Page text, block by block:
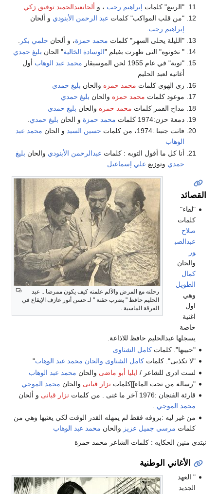
"الربيع" كلمات إبراهيم رجب ، و ألحانعبدالحميد توفيق زكي
"من قلب المواكب" كلمات عبد الرحمن الأبنودي و ألحان
إبراهيم رجب.
"الليلة يحلى السهر" كلمات محمد حمزة، و ألحان حلمي بكر
" تخونوه" التى ظهرت بفيلم "الوسادة الخالية" الحان بليغ حمدي
"توبة" في عام 1955 لحن الموسيقار
محمد عبد الوهاب أول
أغانيه لعبد الحليم
زي الهوى كلمات محمد حمزه والحان بليغ حمدي
موعود كلمات محمد حمزه والحان بليغ حمدي
مداح القمر كلمات محمد حمزه والحان بليغ حمدي
دمعة حزن:1974 كلمات
محمد حمزة و الحان بليغ حمدي
فاتت جنبنا :1974، من كلمات
حسين السيدو الحان محمد عبد
الوهاب
أنا كل ما أقول التوبه : كلمات عبدالرحمن الأبنودي والحان بليغ
حمدي وتوزيع علي إسماعيل
رحلته مع المرض والآلم علمته كيف يكون ممرضا .. عبد
الحليم حافظ " يضرب حقنة " لـ حسن أنور عازف الإيقاع في
الفرقة الماسية .
القصائد
"لقاء"
كلمات
صلاح
عبدالصب
ور
والحان
كمال
الطويل
وهي
اول
اغنية
خاصة
يسجلها عبدالحليم حافظ للاذاعة.
"حبيبها". كلماتكامل الشناوى
"لا تكذبى". كلماتكامل الشناوى والحان محمد عبد الوهاب"
لست ادرى للشاعر / ايليا أبو ماضى والحان محمد عبد الوهاب
"رسالة من تحت الماء]]كلمات نزار قبانى والحان محمد الموجي
قارئة الفنجان :1976 آخر ما غنى . من كلمات
نزار قبانى و ألحان
محمد الموجي .
من غير ليه :بروفه فقط لم يمهله القدر الوقت لكي يغنيها وهي من
كلمات مرسي جميل عزيز والحان محمد عبد الوهاب
نبتدي منين الحكايه : كلمات الشاعر محمد حمزة
الأغاني الوطنية
" العهد
الجديد